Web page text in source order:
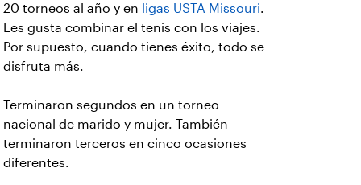
20 torneos al año y en ligas USTA Missouri.
Les gusta combinar el tenis con los viajes.
Por supuesto, cuando tienes éxito, todo se
disfruta más.
Terminaron segundos en un torneo
nacional de marido y mujer. También
terminaron terceros en cinco ocasiones
diferentes.